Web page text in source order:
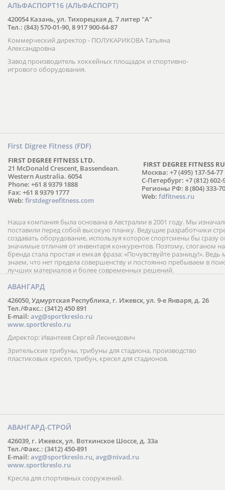
АЛЬФАСПОРТ16 (АЛЬФАСПОРТ)
420054 Казань, ул. Тихорецкая д. 7 литер "А"
Тел.: (843) 570-01-90, 8 917 900-64-87
Коммерческий директор - ПОЛУКАРИКОВА Татьяна
Александровна
Завод производитель хоккейных площадок и спортивно-
игрового оборудования.
First Digree Fitness (FDF)
FIRST DEGREE FITNESS LTD.
21 McDonald Crescent, Bassendean.
Western Australia. 6054
Phone: +61 8 9379 1888
Fax: +61 8 9379 1777
Web: firstdegreefitness.com
FIRST DEGREE FITNESS
Москва: +7 (495) 137-54-77
С-Петербург: +7 (812) 602-
Регионы РФ: 8 (804) 333-
Web: fdfitness.ru
Наша компания была основана в Австралии в 2001 году. Мы
поставили перед собой высокую планку. Ведущие разработчики
создавать оборудование, используя которое спортсмены бы сразу
значимые отличия от инвентаря конкурентов. Поэтому, слоганом
бренда стала простая и емкая фраза: «Почувствуйте разницу!».
знаем, что нет предела совершенству и постоянно пребываем в
лучших материалов и более современных решений.
АВАНГАРД
426050, Удмуртская Республика, г. Ижевск, ул. 9-е Января, д. 26
Тел./Факс.: (3412) 450 891
E-mail: avg@sportkreslo.ru
www.sportkreslo.ru
Директор: Ивантеев Сергей Леонидович
Зрительские трибуны, трибуны для стадиона, производство
пластиковых кресел, трибун, кресел для стадионов.
АВАНГАРД-СТРОЙ
426039, г. Ижевск, ул. Воткинское Шоссе, д. 33а
Тел./Факс.: (3412) 450-891
E-mail: avg@sportkreslo.ru,avg@nivad.ru
www.sportkreslo.ru
Кресла для спортивных сооружений.